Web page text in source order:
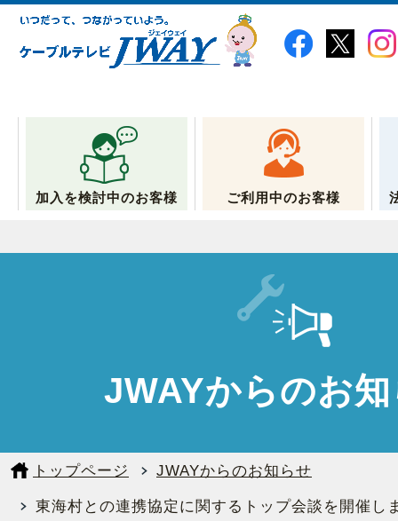
加入を検討中のお客様 ご利用中のお客様
JWAYからのお
トップページ
JWAYからのお知らせ
東海村との連携協定に関するトップ会談を開催し